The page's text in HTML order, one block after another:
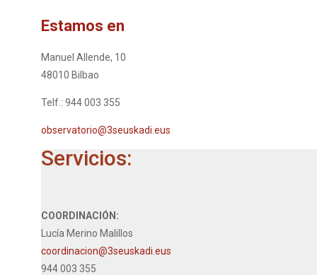
Estamos en
Manuel Allende, 10
48010 Bilbao
Telf.: 944 003 355
observatorio@3seuskadi.eus
Servicios:
COORDINACIÓN:
Lucía Merino Malillos
coordinacion@3seuskadi.eus
944 003 355